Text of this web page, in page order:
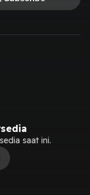
saat ini.